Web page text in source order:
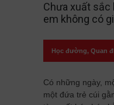
Chưa xuất sắc
em không có
Học đường, Quan
Có những ngày,
một đứa trẻ cúi